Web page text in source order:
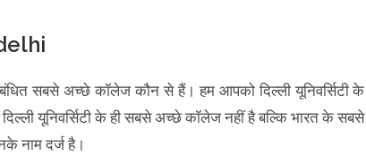
सबसे अच्छे कॉलेज कौन से हैं। हम आपको दिल्ली यूनिवर्सिटी के
यूनिवर्सिटी के ही सबसे अच्छे कॉलेज नहीं है बल्कि भारत के सबसे
नाम दर्ज है।